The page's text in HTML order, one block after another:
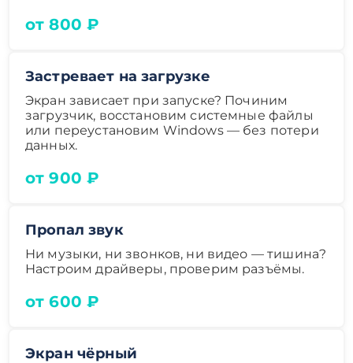
от 800 ₽
Застревает на загрузке
Экран зависает при запуске? Починим
загрузчик, восстановим системные файлы
или переустановим Windows — без потери
данных.
от 900 ₽
Пропал звук
Ни музыки, ни звонков, ни видео — тишина?
Настроим драйверы, проверим разъёмы.
от 600 ₽
Экран чёрный